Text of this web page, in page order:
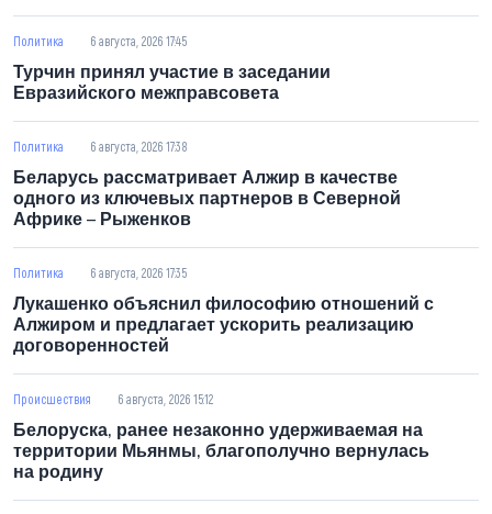
Политика 6 августа, 2026 17:45
Турчин принял участие в заседании
Евразийского межправсовета
Политика 6 августа, 2026 17:38
Беларусь рассматривает Алжир в качестве
одного из ключевых партнеров в Северной
Африке – Рыженков
Политика 6 августа, 2026 17:35
Лукашенко объяснил философию отношений с
Алжиром и предлагает ускорить реализацию
договоренностей
Происшествия 6 августа, 2026 15:12
Белоруска, ранее незаконно удерживаемая на
территории Мьянмы, благополучно вернулась на
родину